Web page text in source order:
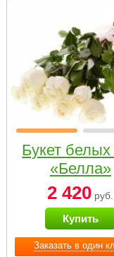
Заказать в один
Букет белых
«Белла»
2 420 руб.
Купить